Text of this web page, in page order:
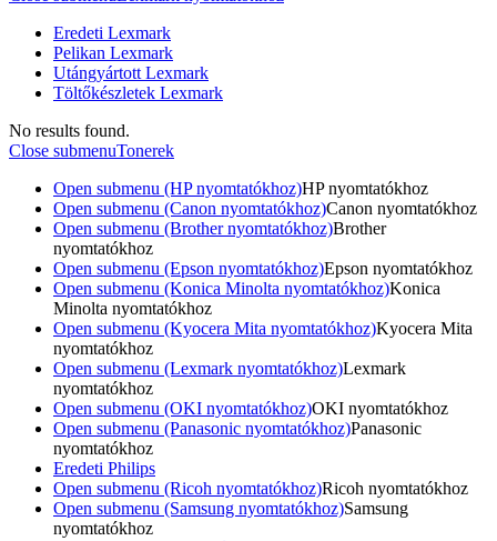
Eredeti Lexmark
Pelikan Lexmark
Utángyártott Lexmark
Töltőkészletek Lexmark
No results found.
Close submenuTonerek
Open submenu (HP nyomtatókhoz)HP nyomtatókhoz
Open submenu (Canon nyomtatókhoz)Canon nyomtatókhoz
Open submenu (Brother nyomtatókhoz)Brother
nyomtatókhoz
Open submenu (Epson nyomtatókhoz)Epson nyomtatókhoz
Open submenu (Konica Minolta nyomtatókhoz)Konica
Minolta nyomtatókhoz
Open submenu (Kyocera Mita nyomtatókhoz)Kyocera Mita
nyomtatókhoz
Open submenu (Lexmark nyomtatókhoz)Lexmark
nyomtatókhoz
Open submenu (OKI nyomtatókhoz)OKI nyomtatókhoz
Open submenu (Panasonic nyomtatókhoz)Panasonic
nyomtatókhoz
Eredeti Philips
Open submenu (Ricoh nyomtatókhoz)Ricoh nyomtatókhoz
Open submenu (Samsung nyomtatókhoz)Samsung
nyomtatókhoz